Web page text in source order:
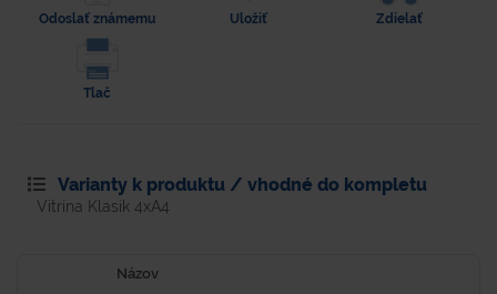
Odoslať známemu Uložiť Zdielať
Tlač
Varianty k produktu / vhodné do kompletu
Vitrína Klasik 4xA4
Názov